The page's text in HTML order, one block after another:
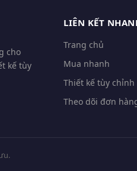
cho
kế tùy
LIÊN KẾT
Trang chủ
Mua nhanh
Thiết kế tùy chỉnh
Theo dõi đơn